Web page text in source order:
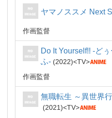
ヤマノススメ Next
作画監督
Do It Yourself!! -ど
ふ-
2022
TV
作画監督
無職転生 ～異世界
2021
TV